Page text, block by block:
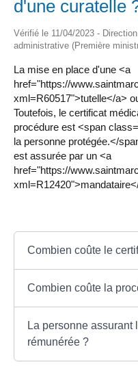
d'une curatelle
Vérifié le 11/04/2023 -
administrative (Première
La mise en place d'une <a
href="https://
xml=R60517">tutelle</a>
Toutefois, le certificat
procédure est <span
la personne protégée.</
est assurée par un <a
href="https://
Combien coûte le
Combien coûte la
La personne assurant
rémunérée ?